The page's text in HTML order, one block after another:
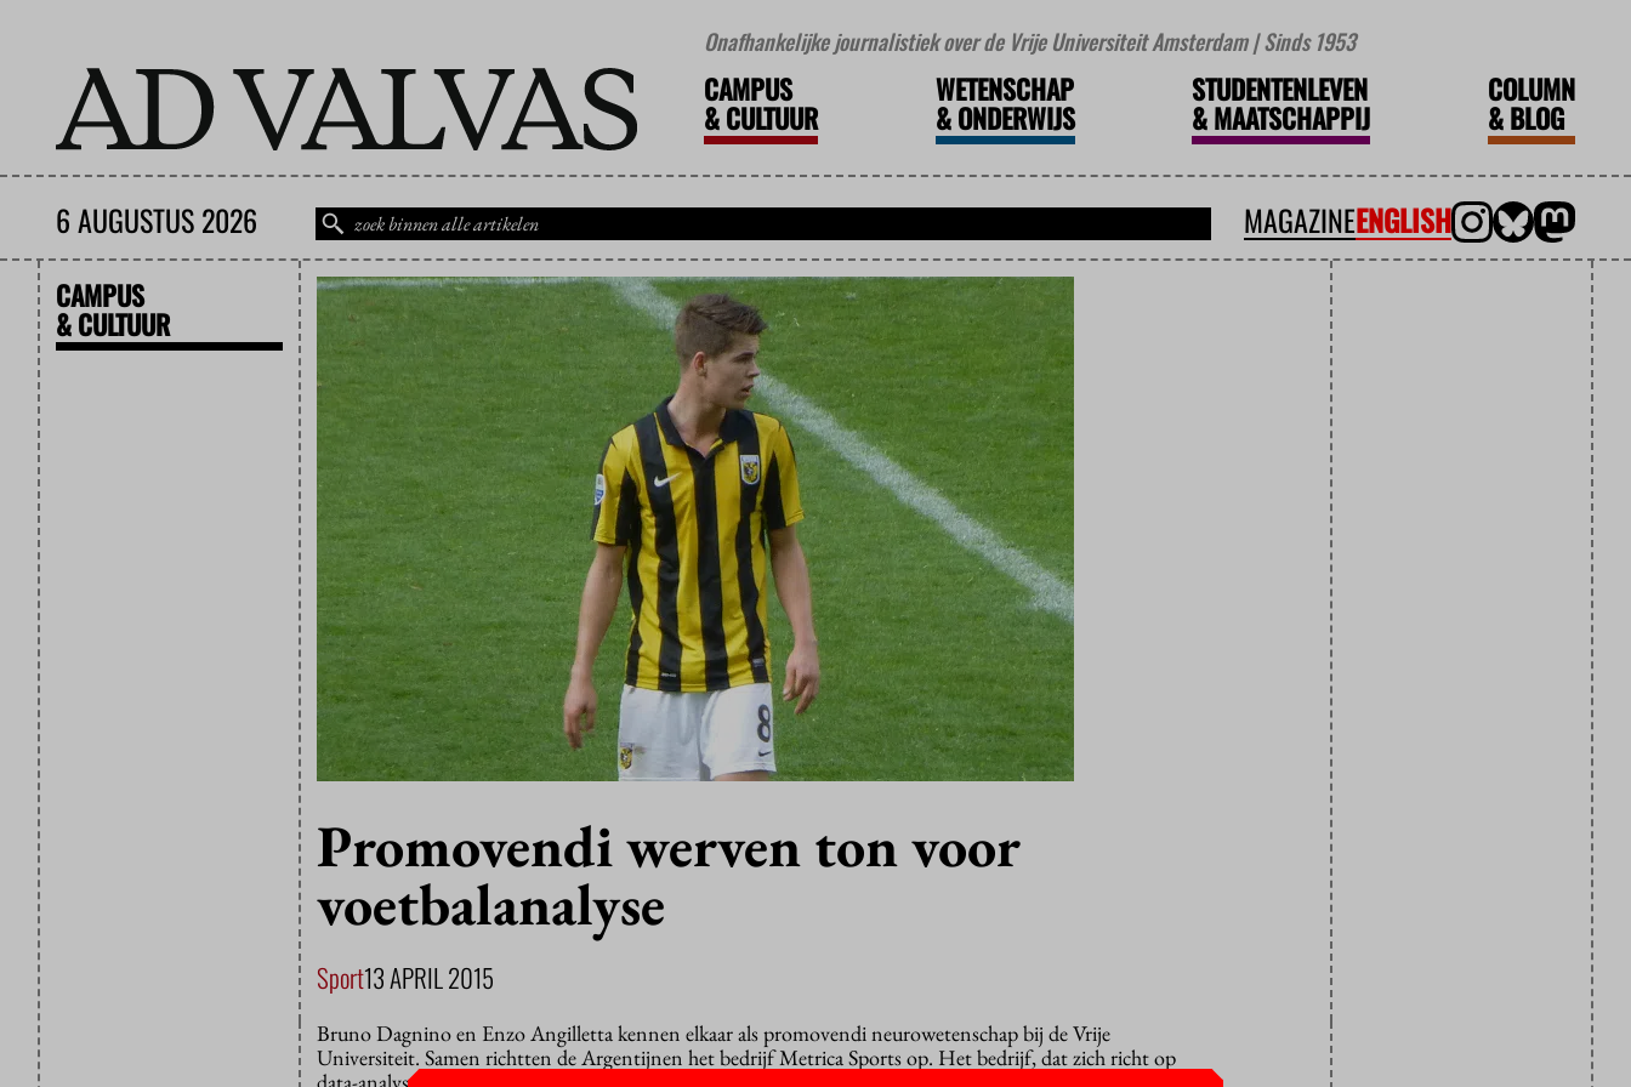
Onafhankelijke journalistiek over de Vrije Universiteit Amsterdam | Sinds 1953
CAMPUS
&CULTUUR
WETENSCHAP
&ONDERWIJS
STUDENTENLEVEN
&MAATSCHAPPIJ
COLUMN
&BLOG
6 AUGUSTUS 2026 MAGAZINEENGLISH
CAMPUS
& CULTUUR
Promovendi werven ton voor
voetbalanalyse
Sport13 APRIL 2015
Bruno Dagnino en Enzo Angilletta kennen elkaar als promovendi neurowetenschap bij de Vrije
Universiteit. Samen richtten de Argentijnen het bedrijf Metrica Sports op. Het bedrijf, dat zich richt op